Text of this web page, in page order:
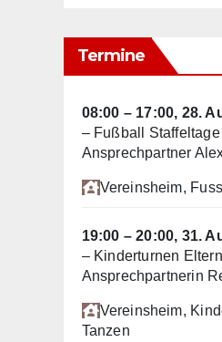
Termine
08:00 – 17:00, 28.
– Fußball
Ansprechpartner
Vereinsheim,
19:00 – 20:00, 31.
– Kinderturnen
Ansprechpartnerin
Vereinsheim,
Tanzen